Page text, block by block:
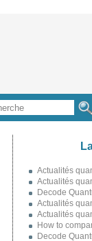
Actualités
Actualités
Decode
Actualités
Actualités
How to
Decode